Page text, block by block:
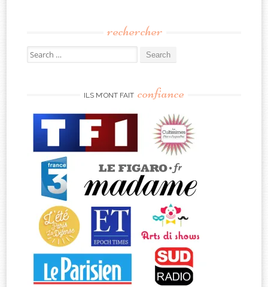
rechercher
Search
for:
ILS M’ONT FAIT confiance